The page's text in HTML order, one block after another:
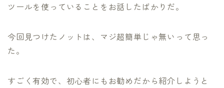
ツールを使っていることをお話したばかりだ。
今回見つけたノットは、マジ超簡単じゃ無いって思っ
た。
すごく有効で、初心者にもお勧めだから紹介しようと